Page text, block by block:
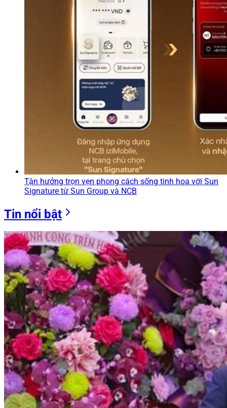
Tận hưởng trọn vẹn phong cách sống tinh hoa với Sun
Signature từ Sun Group và NCB
Tin nổi bật